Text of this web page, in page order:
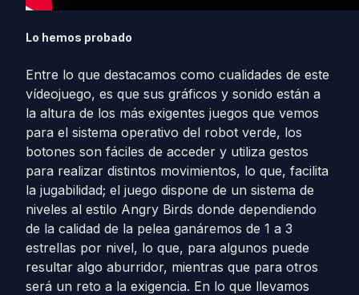
Lo hemos probado
Entre lo que destacamos como cualidades de este
vídeojuego, es que sus gráficos y sonido están a
la altura de los más exigentes juegos que vemos
para el sistema operativo del robot verde, los
botones son fáciles de acceder y utiliza gestos
para realizar distintos movimientos, lo que, facilita
la jugabilidad; el juego dispone de un sistema de
niveles al estilo Angry Birds donde dependiendo
de la calidad de la pelea ganáremos de 1 a 3
estrellas por nivel, lo que, para algunos puede
resultar algo aburridor, mientras que para otros
será un reto a la exigencia. En lo que llevamos